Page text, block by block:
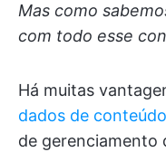
Mas como
com todo esse
Há muitas
dados de conteúdo
de gerenciamento